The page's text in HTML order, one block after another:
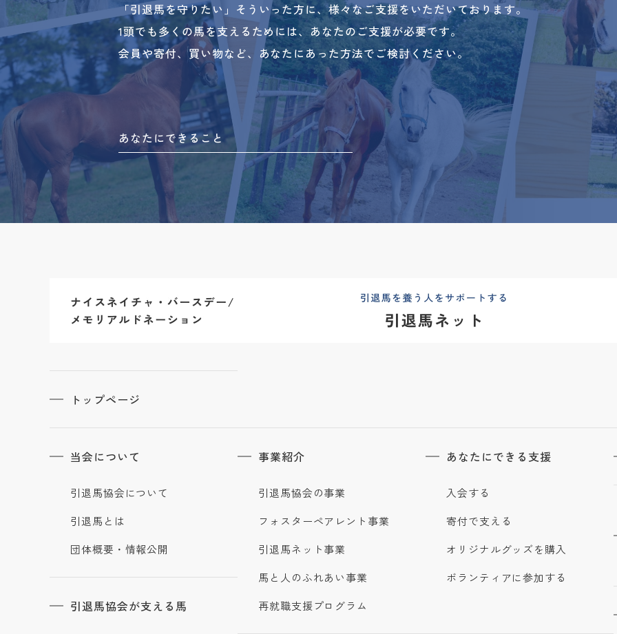
「引退馬を守りたい」そういった方に、様々なご支援をいただいております。
1頭でも多くの馬を支えるためには、あなたのご支援が必要です。
会員や寄付、買い物など、あなたにあった方法でご検討ください。
あなたにできること
トップページ
当会について
引退馬協会について
引退馬とは
団体概要・情報公開
引退馬協会が支える馬
事業紹介
引退馬協会の事業
フォスターペアレント事業
引退馬ネット事業
馬と人のふれあい事業
再就職支援プログラム
あなたにできる支援
入会する
寄付で支える
オリジナルグッズを購入
ボランティアに参加する